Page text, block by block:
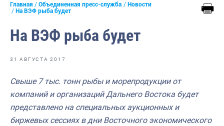
Выступления и интервью руководства
Фотогалерея
Отраслевые СМИ
Научно-практическая литература
Главная Объединенная пресс-служба
Новости
На ВЭФ рыба будет
На ВЭФ рыба будет
31 АВГУСТА 2017
Свыше 7 тыс. тонн рыбы и морепродукции от
компаний и организаций Дальнего Востока будет
представлено на специальных аукционных и
биржевых сессиях в дни Восточного экономического